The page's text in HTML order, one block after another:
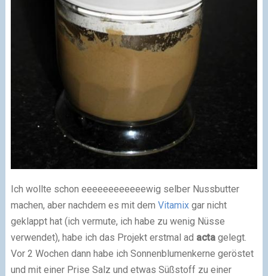
Ich wollte schon eeeeeeeeeeeewig selber Nussbutter
machen, aber nachdem es mit dem Vitamixgar nicht
geklappt hat (ich vermute, ich habe zu wenig Nüsse
verwendet), habe ich das Projekt erstmal ad actagelegt.
Vor 2 Wochen dann habe ich Sonnenblumenkerne geröstet
und mit einer Prise Salz und etwas Süßstoff zu einer